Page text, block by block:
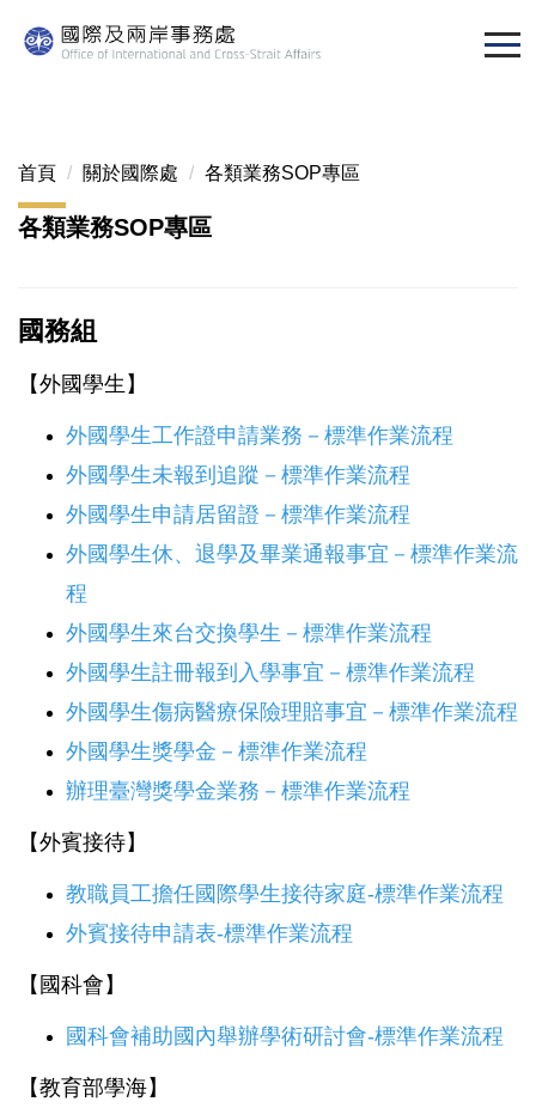
到
容
首頁 關於國際處 各類業務SOP專區
各類業務SOP專區
國務組
【外國學生】
外國學生工作證申請業務－標準作業流程
外國學生未報到追蹤－標準作業流程
外國學生申請居留證－標準作業流程
外國學生休、退學及畢業通報事宜－標準作業流
程
外國學生來台交換學生－標準作業流程
外國學生註冊報到入學事宜－標準作業流程
外國學生傷病醫療保險理賠事宜－標準作業流程
外國學生獎學金－標準作業流程
辦理臺灣獎學金業務－標準作業流程
【外賓接待】
教職員工擔任國際學生接待家庭-標準作業流程
外賓接待申請表-標準作業流程
【國科會】
國科會補助國內舉辦學術研討會-標準作業流程
【教育部學海】